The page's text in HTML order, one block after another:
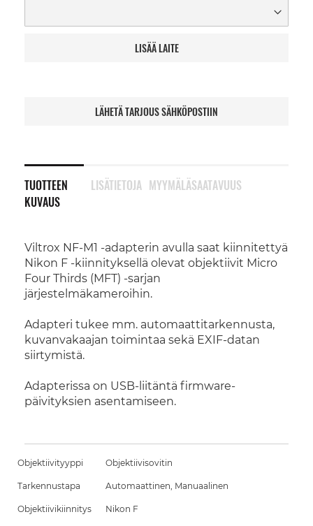
LISÄÄ LAITE
LÄHETÄ TARJOUS SÄHKÖPOSTIIN
TUOTTEEN
KUVAUS
Viltrox NF-M1 -adapterin avulla saat kiinnitettyä
Nikon F -kiinnityksellä olevat objektiivit Micro
Four Thirds (MFT) -sarjan
järjestelmäkameroihin.
Adapteri tukee mm. automaattitarkennusta,
kuvanvakaajan toimintaa sekä EXIF-datan
siirtymistä.
Adapterissa on USB-liitäntä firmware-
päivityksien asentamiseen.
LISÄTIETOJA MYYMÄLÄSAATAVUUS
Objektiivityyppi Objektiivisovitin
Tarkennustapa Automaattinen, Manuaalinen
Objektiivikiinnitys Nikon F